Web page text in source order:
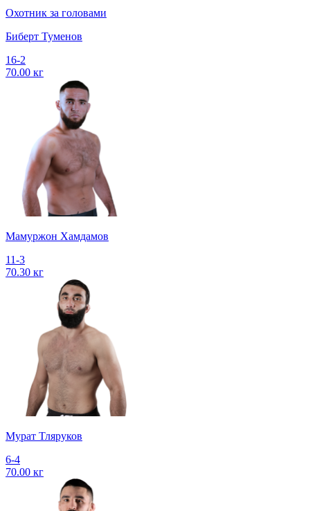
Охотник за головами
Биберт Туменов
16-2
70.00 кг
Мамуржон Хамдамов
11-3
70.30 кг
Мурат Тляруков
6-4
70.00 кг